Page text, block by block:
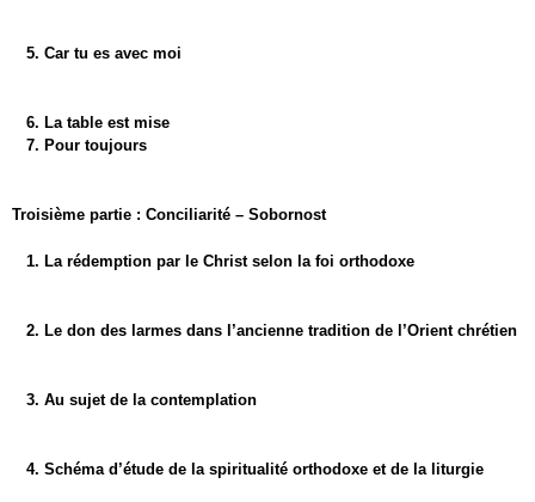
5. Car tu es avec moi
6. La table est mise
7. Pour toujours
Troisième partie : Conciliarité – Sobornost
1. La rédemption par le Christ selon la foi orthodoxe
2. Le don des larmes dans l’ancienne tradition de l’Orient chrétien
3. Au sujet de la contemplation
4. Schéma d’étude de la spiritualité orthodoxe et de la liturgie